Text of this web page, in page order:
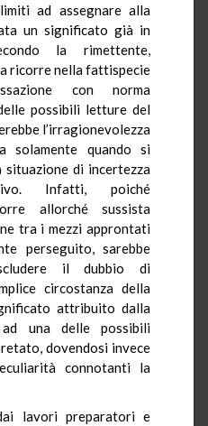
ad assegnare alla
un significato già in
la rimettente,
ricorre nella fattispecie
con norma
possibili letture del
l’irragionevolezza
solamente quando si
situazione di incertezza
Infatti, poiché
allorché sussista
tra i mezzi approntati
perseguito, sarebbe
il dubbio di
circostanza della
attribuito dalla
una delle possibili
dovendosi invece
connotanti la
lavori preparatori e